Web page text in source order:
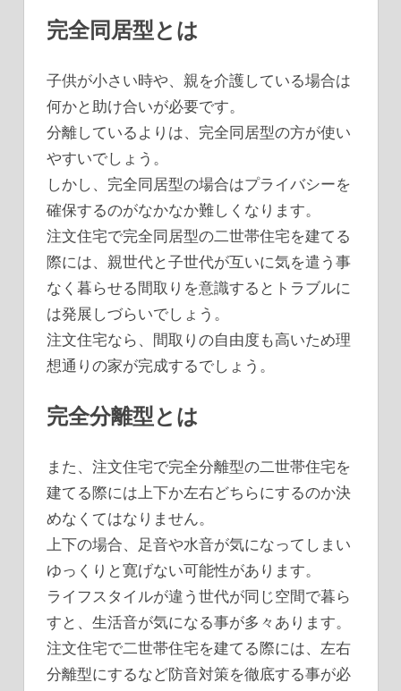
完全同居型とは
子供が小さい時や、親を介護している場合は
何かと助け合いが必要です。
分離しているよりは、完全同居型の方が使い
やすいでしょう。
しかし、完全同居型の場合はプライバシーを
確保するのがなかなか難しくなります。
注文住宅で完全同居型の二世帯住宅を建てる
際には、親世代と子世代が互いに気を遣う事
なく暮らせる間取りを意識するとトラブルに
は発展しづらいでしょう。
注文住宅なら、間取りの自由度も高いため理
想通りの家が完成するでしょう。
完全分離型とは
また、注文住宅で完全分離型の二世帯住宅を
建てる際には上下か左右どちらにするのか決
めなくてはなりません。
上下の場合、足音や水音が気になってしまい
ゆっくりと寛げない可能性があります。
ライフスタイルが違う世代が同じ空間で暮ら
すと、生活音が気になる事が多々あります。
注文住宅で二世帯住宅を建てる際には、左右
分離型にするなど防音対策を徹底する事が必